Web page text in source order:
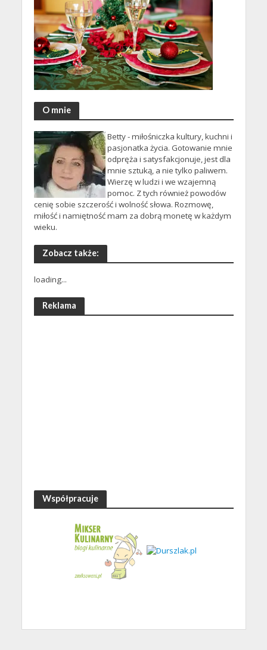
O mnie
Betty - miłośniczka kultury, kuchni i
pasjonatka życia. Gotowanie mnie
odpręża i satysfakcjonuje, jest dla
mnie sztuką, a nie tylko paliwem.
Wierzę w ludzi i we wzajemną
pomoc. Z tych również powodów
cenię sobie szczerość i wolność słowa. Rozmowę,
miłość i namiętność mam za dobrą monetę w każdym
wieku.
Zobacz także:
loading...
Reklama
Współpracuje